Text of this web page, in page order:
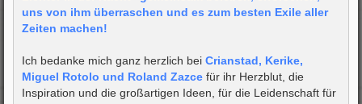
uns von ihm überraschen und es zum besten Exile aller
Zeiten machen!
Ich bedanke mich ganz herzlich bei Crianstad, Kerike,
Miguel Rotolo und Roland Zazce für ihr Herzblut, die
Inspiration und die großartigen Ideen, für die Leidenschaft für